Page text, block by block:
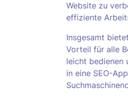
Website zu
effiziente
Insgesamt
Vorteil für alle
leicht bedienen
in eine SEO-